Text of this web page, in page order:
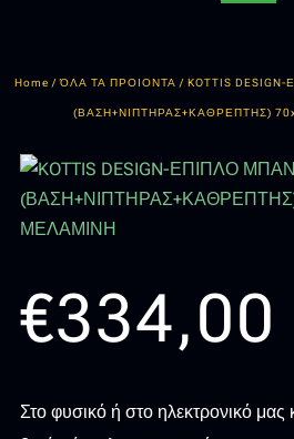
Home /ΌΛΑ ΤΑ ΠΡΟΙΟΝΤΑ / KOTTIS
(ΒΑΣΗ+ΝΙΠΤΗΡΑΣ+ΚΑΘΡΕΠΤΗΣ)
€334,00
Στο φυσικό ή στο ηλεκτρονικό μας